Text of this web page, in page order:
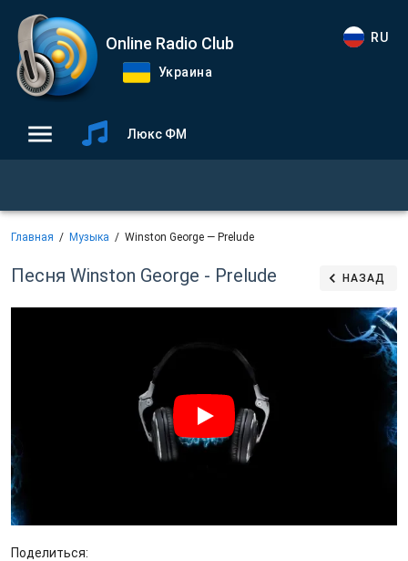
Online Radio Club
Украина
RU
Люкс ФМ
Главная Музыка Winston George — Prelude
Песня Winston George - Prelude НАЗАД
Поделиться: